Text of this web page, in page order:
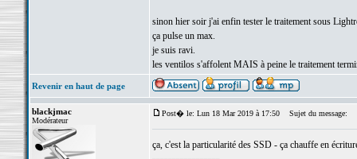
sinon hier soir j'ai enfin tester le traitement sous
ça pulse un max.
je suis ravi.
les ventilos s'affolent MAIS à peine le traitement
Revenir en haut de page
blackjmac
Modérateur
Post� le: Lun 18 Mar 2019 à 17:50 Sujet du message:
ça, c'est la particularité des SSD - ça chauffe en